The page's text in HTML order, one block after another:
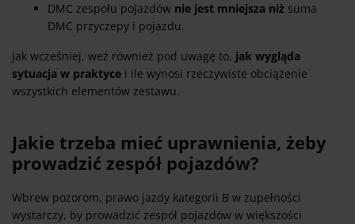
DMC zespołu pojazdów nie jest mniejsza niż suma
DMC przyczepy i pojazdu.
Jak wcześniej, weź również pod uwagę to, jak wygląda
sytuacja w praktyce i ile wynosi rzeczywiste obciążenie
wszystkich elementów zestawu.
Jakie trzeba mieć uprawnienia, żeby
prowadzić zespół pojazdów?
Wbrew pozorom, prawo jazdy kategorii B w zupełności
wystarczy, by prowadzić zespół pojazdów w większości